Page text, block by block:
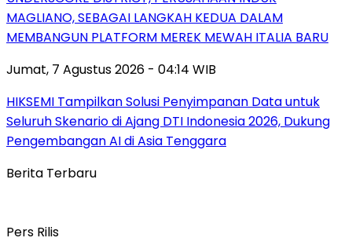
MAGLIANO, SEBAGAI LANGKAH KEDUA DALAM
MEMBANGUN PLATFORM MEREK MEWAH ITALIA BARU
Jumat, 7 Agustus 2026 - 04:14 WIB
HIKSEMI Tampilkan Solusi Penyimpanan Data untuk
Seluruh Skenario di Ajang DTI Indonesia 2026, Dukung
Pengembangan AI di Asia Tenggara
Berita Terbaru
Pers Rilis